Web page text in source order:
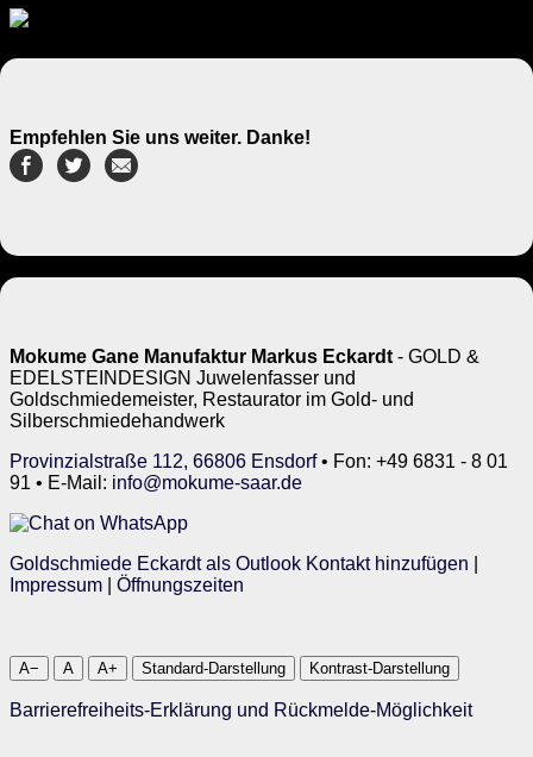
Empfehlen Sie uns weiter. Danke!
Mokume Gane Manufaktur Markus Eckardt - GOLD &
EDELSTEINDESIGN Juwelenfasser und
Goldschmiedemeister, Restaurator im Gold- und
Silberschmiedehandwerk
Provinzialstraße 112, 66806 Ensdorf• Fon: +49 6831 - 8 01
91 • E-Mail: info@mokume-saar.de
Goldschmiede Eckardt als Outlook Kontakt hinzufügen
Impressum
Öffnungszeiten
A− A A+ Standard-Darstellung Kontrast-Darstellung
Barrierefreiheits-Erklärung und Rückmelde-Möglichkeit